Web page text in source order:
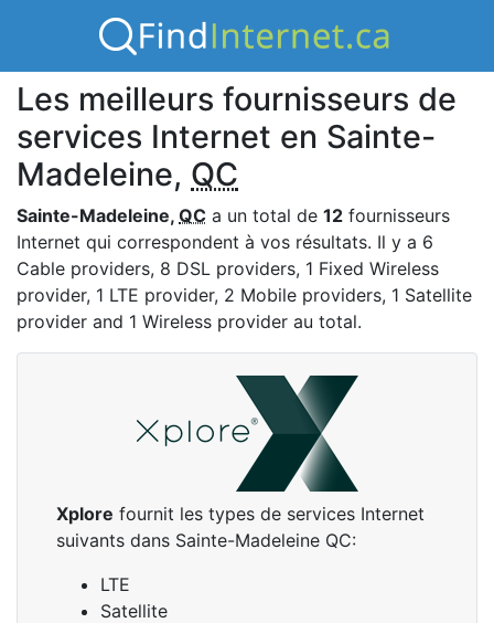
Les meilleurs fournisseurs de
services Internet en Sainte-
Madeleine, QC
Sainte-Madeleine, QC a un total de 12 fournisseurs
Internet qui correspondent à vos résultats. Il y a 6
Cable providers, 8 DSL providers, 1 Fixed Wireless
provider, 1 LTE provider, 2 Mobile providers, 1 Satellite
provider and 1 Wireless provider au total.
Xplore fournit les types de services Internet
suivants dans Sainte-Madeleine QC:
LTE
Satellite